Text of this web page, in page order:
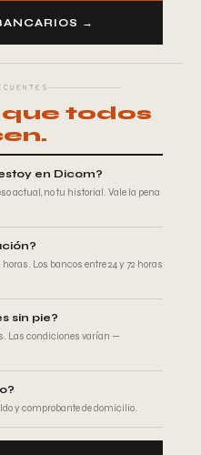
→
que todos
en Dicom?
actual, no tu historial. Vale la pena
Los bancos entre 24 y 72 horas
sin pie?
Las condiciones varían —
y comprobante de domicilio.